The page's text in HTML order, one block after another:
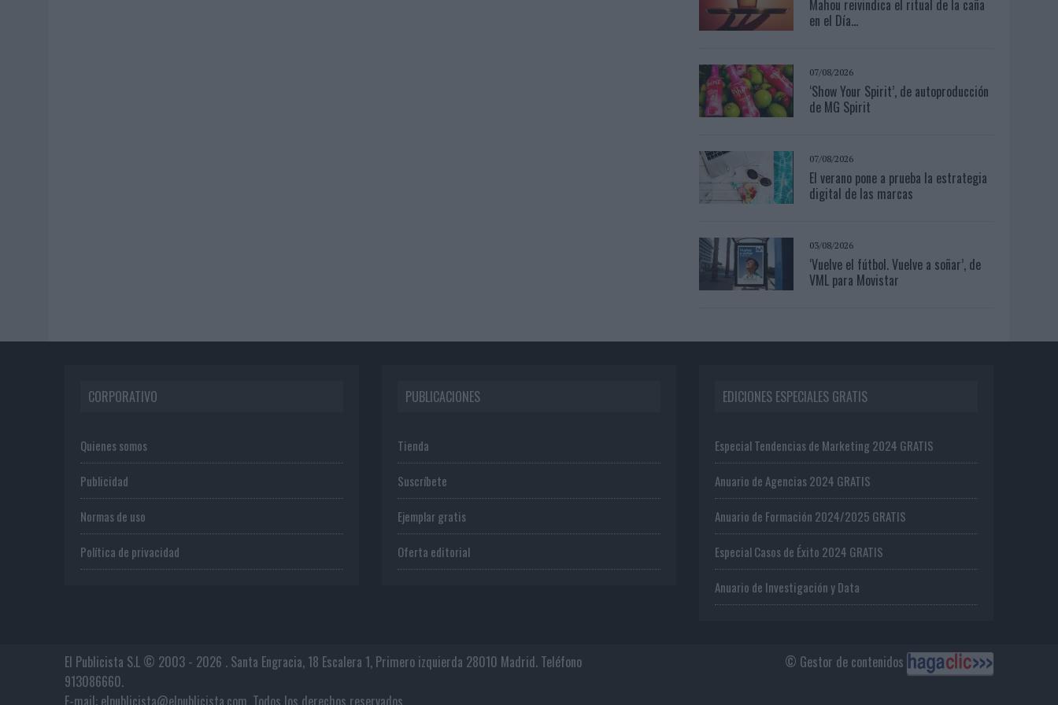
Mahou reivindica el ritual de la caña
en el Día...
07/08/2026
‘Show Your Spirit’, de autoproducción
de MG Spirit
07/08/2026
El verano pone a prueba la estrategia
digital de las marcas
03/08/2026
‘Vuelve el fútbol. Vuelve a soñar’, de
VML para Movistar
CORPORATIVO
Quienes somos
Publicidad
Normas de uso
Política de privacidad
PUBLICACIONES
Tienda
Suscríbete
Ejemplar gratis
Oferta editorial
EDICIONES ESPECIALES GRATIS
Especial Tendencias de Marketing 2024 GRATIS
Anuario de Agencias 2024 GRATIS
Anuario de Formación 2024/2025 GRATIS
Especial Casos de Éxito 2024 GRATIS
Anuario de Investigación y Data
© Gestor de contenidos
El Publicista S.L © 2003 - 2026 . Santa Engracia, 18 Escalera 1, Primero izquierda 28010 Madrid. Teléfono
913086660.
E-mail: elpublicista@elpublicista.com. Todos los derechos reservados